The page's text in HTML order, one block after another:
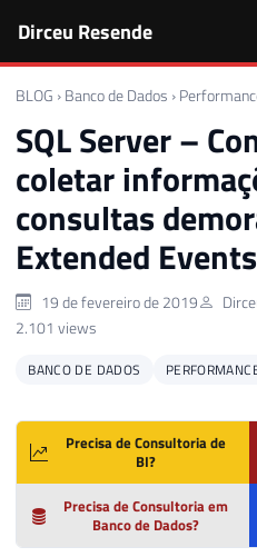
Dirceu Resende
BLOG › Banco de Dados ›
SQL Server –
coletar
consultas
Extended
19 de fevereiro de 2019
2.101 views
BANCO DE DADOS
Precisa de Consultoria de
BI?
Precisa de Consultoria em
Banco de Dados?